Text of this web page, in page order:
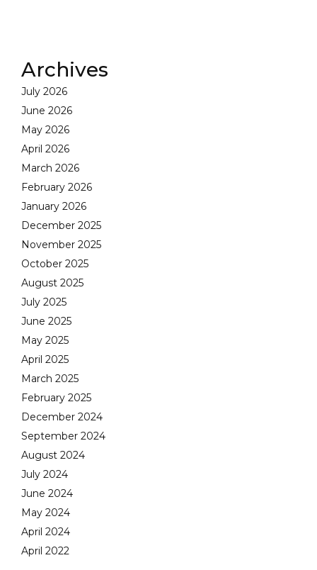
Archives
July 2026
June 2026
May 2026
April 2026
March 2026
February 2026
January 2026
December 2025
November 2025
October 2025
August 2025
July 2025
June 2025
May 2025
April 2025
March 2025
February 2025
December 2024
September 2024
August 2024
July 2024
June 2024
May 2024
April 2024
April 2022